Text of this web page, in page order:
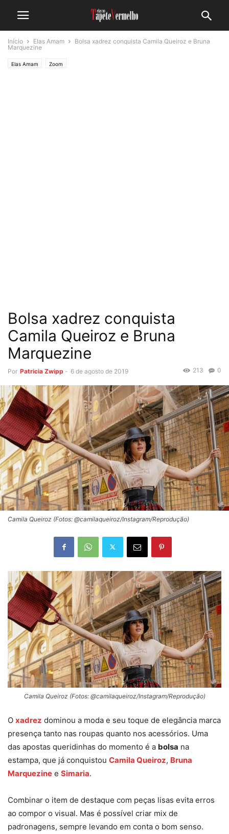
Início Elas Amam
Bolsa xadrez conquista Camila Queiroz e Bruna
Marquezine
Elas Amam Zoom
Bolsa xadrez conquista
Camila Queiroz e Bruna
Marquezine
Por Patricia Zwipp - 6 de agosto de 2019 0
213
Camila Queiroz (Fotos: @camilaqueiroz/Instagram/Reprodução)
Camila Queiroz (Fotos: @camilaqueiroz/Instagram/Reprodução)
O xadrez dominou a moda e seu toque de elegância marca
presença tanto nas roupas quanto nos acessórios. Uma
das apostas queridinhas do momento é a bolsa na
estampa, que já conquistou Camila Queiroz, Bruna
Marquezine e Simaria.
Combinar o item de destaque com peças lisas evita erros
ao compor o visual. Mas é possível criar mix de
padronagens, sempre levando em conta o bom senso.